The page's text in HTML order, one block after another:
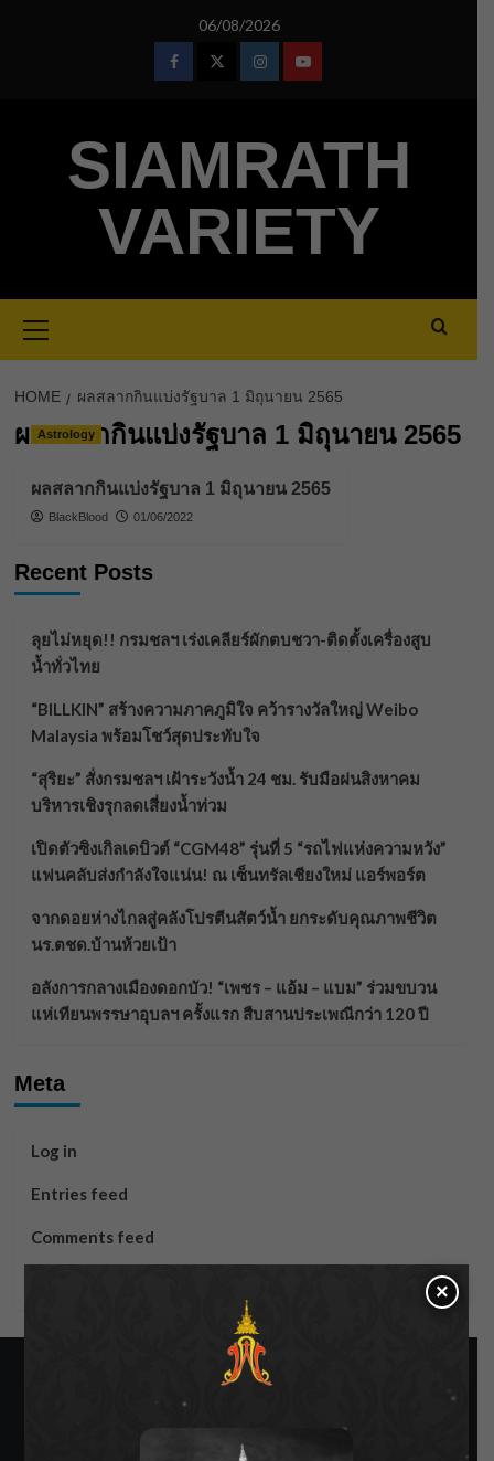
06/08/2026
FacebookTwitterInstagramYoutube
SIAMRATH
VARIETY
Menu
HOME ผลสลากกินแบ่งรัฐบาล 1 มิถุนายน 2565
ผลสลากกินแบ่งรัฐบาล 1 มิถุนายน 2565
Astrology
ผลสลากกินแบ่งรัฐบาล 1 มิถุนายน 2565
BlackBlood 01/06/2022
Recent Posts
ลุยไม่หยุด!! กรมชลฯ เร่งเคลียร์ผักตบชวา-ติดตั้งเครื่องสูบ
น้ำทั่วไทย
“BILLKIN” สร้างความภาคภูมิใจ คว้ารางวัลใหญ่ Weibo
Malaysia พร้อมโชว์สุดประทับใจ
“สุริยะ” สั่งกรมชลฯ เฝ้าระวังน้ำ 24 ชม. รับมือฝนสิงหาคม
บริหารเชิงรุกลดเสี่ยงน้ำท่วม
เปิดตัวซิงเกิลเดบิวต์ “CGM48” รุ่นที่ 5 “รถไฟแห่งความหวัง”
แฟนคลับส่งกำลังใจแน่น! ณ เซ็นทรัลเชียงใหม่ แอร์พอร์ต
จากดอยห่างไกลสู่คลังโปรตีนสัตว์น้ำ ยกระดับคุณภาพชีวิต
นร.ตชด.บ้านห้วยเป้า
อลังการกลางเมืองดอกบัว! “เพชร – แอ้ม – แบม” ร่วมขบวน
แห่เทียนพรรษาอุบลฯ ครั้งแรก สืบสานประเพณีกว่า 120 ปี
Meta
Log in
Entries feed
Comments feed
×